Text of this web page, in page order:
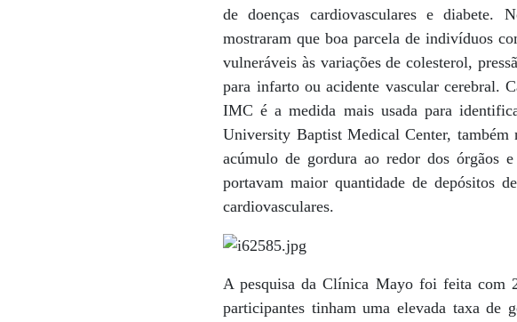
de doenças cardiovasculares e
mostraram que boa parcela de indivíduos
vulneráveis às variações de colesterol,
para infarto ou acidente vascular cerebral.
IMC é a medida mais usada para
University Baptist Medical Center,
acúmulo de gordura ao redor dos órgãos
portavam maior quantidade de depósitos
cardiovasculares.
A pesquisa da Clínica Mayo foi feita com
participantes tinham uma elevada taxa de